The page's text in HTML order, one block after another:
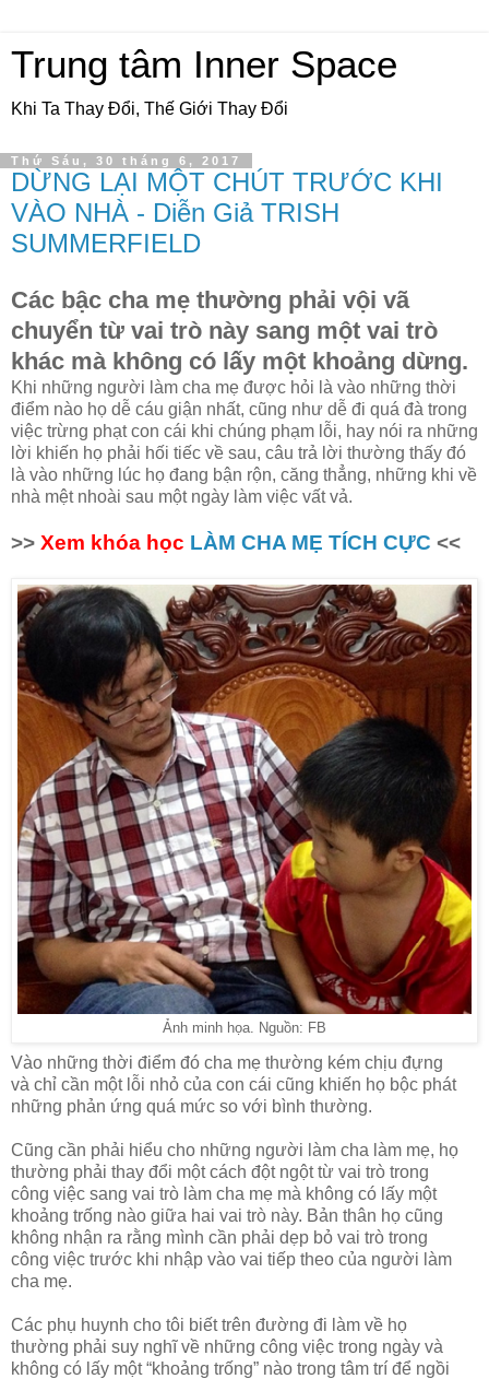
Trung tâm Inner Space
Khi Ta Thay Đổi, Thế Giới Thay Đổi
Thứ Sáu, 30 tháng 6, 2017
DỪNG LẠI MỘT CHÚT TRƯỚC KHI
VÀO NHÀ - Diễn Giả TRISH
SUMMERFIELD
Các bậc cha mẹ thường phải vội vã
chuyển từ vai trò này sang một vai trò
khác mà không có lấy một khoảng dừng.
Khi những người làm cha mẹ được hỏi là vào những thời
điểm nào họ dễ cáu giận nhất, cũng như dễ đi quá đà trong
việc trừng phạt con cái khi chúng phạm lỗi, hay nói ra những
lời khiến họ phải hối tiếc về sau, câu trả lời thường thấy đó
là vào những lúc họ đang bận rộn, căng thẳng, những khi về
nhà mệt nhoài sau một ngày làm việc vất vả.
>> Xem khóa học LÀM CHA MẸ TÍCH CỰC <<
Ảnh minh họa. Nguồn: FB
Vào những thời điểm đó cha mẹ thường kém chịu đựng
và chỉ cần một lỗi nhỏ của con cái cũng khiến họ bộc phát
những phản ứng quá mức so với bình thường.
Cũng cần phải hiểu cho những người làm cha làm mẹ, họ
thường phải thay đổi một cách đột ngột từ vai trò trong
công việc sang vai trò làm cha mẹ mà không có lấy một
khoảng trống nào giữa hai vai trò này. Bản thân họ cũng
không nhận ra rằng mình cần phải dẹp bỏ vai trò trong
công việc trước khi nhập vào vai tiếp theo của người làm
cha mẹ.
Các phụ huynh cho tôi biết trên đường đi làm về họ
thường phải suy nghĩ về những công việc trong ngày và
không có lấy một “khoảng trống” nào trong tâm trí để ngồi